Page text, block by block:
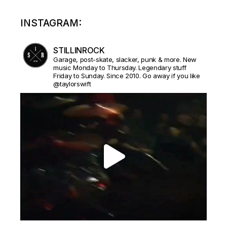
INSTAGRAM:
STILLINROCK
Garage, post-skate, slacker, punk & more. New
music Monday to Thursday. Legendary stuff
Friday to Sunday. Since 2010. Go away if you like
@taylorswift